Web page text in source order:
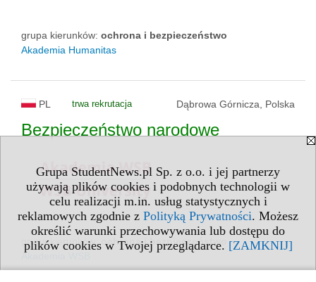
Grupa StudentNews.pl Sp. z o.o. i jej partnerzy
używają plików cookies i podobnych technologii w
celu realizacji m.in. usług statystycznych i
reklamowych zgodnie z Polityką Prywatności. Możesz
określić warunki przechowywania lub dostępu do
plików cookies w Twojej przeglądarce. [ZAMKNIJ]
grupa kierunków: ochrona i bezpieczeństwo
Akademia Humanitas
PL trwa rekrutacja Dąbrowa Górnicza, Polska
Bezpieczeństwo narodowe
grupa kierunków:
ochrona i bezpieczeństwo
Akademia WSB